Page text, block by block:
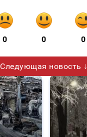
0 0 0
Следующая новость ↓